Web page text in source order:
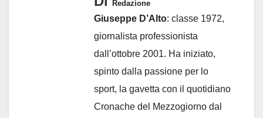
Redazione
Giuseppe D’Alto: classe 1972,
giornalista professionista
dall’ottobre 2001. Ha iniziato,
spinto dalla passione per lo
sport, la gavetta con il quotidiano
Cronache del Mezzogiorno dal